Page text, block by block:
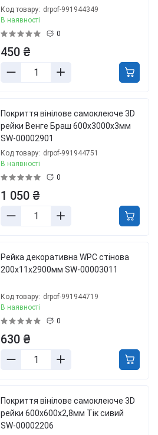
Код товару: drpof-991944349
В наявності
0
450 ₴
Покриття вінілове самоклеюче 3D
рейки Венге Браш 600х3000х3мм
SW-00002901
Код товару: drpof-991944751
В наявності
0
1 050 ₴
Рейка декоративна WPC стінова
200х11х2900мм SW-00003011
Код товару: drpof-991944719
В наявності
0
630 ₴
Покриття вінілове самоклеюче 3D
рейки 600х600х2,8мм Тік сивий
SW-00002206